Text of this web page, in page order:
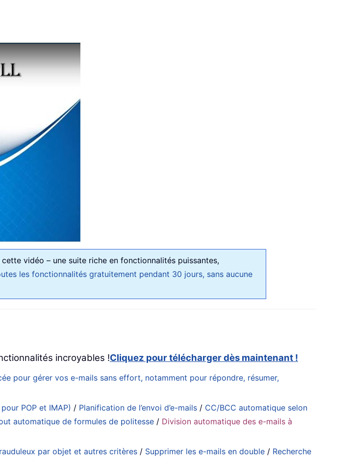
vidéo – une suite riche en fonctionnalités puissantes,
les fonctionnalités gratuitement pendant 30 jours, sans aucune
incroyables !Cliquez pour télécharger dès maintenant !
pour gérer vos e-mails sans effort, notamment pour répondre, résumer,
POP et IMAP) / Planification de l’envoi d’e-mails / CC/BCC automatique selon
automatique de formules de politesse / Division automatique des e-mails à
par objet et autres critères / Supprimer les e-mails en double / Recherche